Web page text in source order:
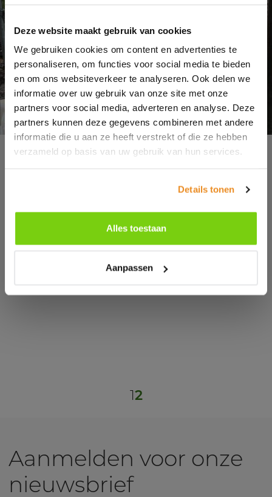
Deze website maakt gebruik van cookies
We gebruiken cookies om content en advertenties te
personaliseren, om functies voor social media te bieden
en om ons websiteverkeer te analyseren. Ook delen we
informatie over uw gebruik van onze site met onze
partners voor social media, adverteren en analyse. Deze
partners kunnen deze gegevens combineren met andere
informatie die u aan ze heeft verstrekt of die ze hebben
verzameld op basis van uw gebruik van hun services.
Details tonen
Alles toestaan
Aanpassen
Op bezoek bij de
de huidige stand van zaken besproken en
vooral gekeken naar de nieuwe
ontwikkelingen in de markt.
12
Aanmelden voor onze
nieuwsbrief